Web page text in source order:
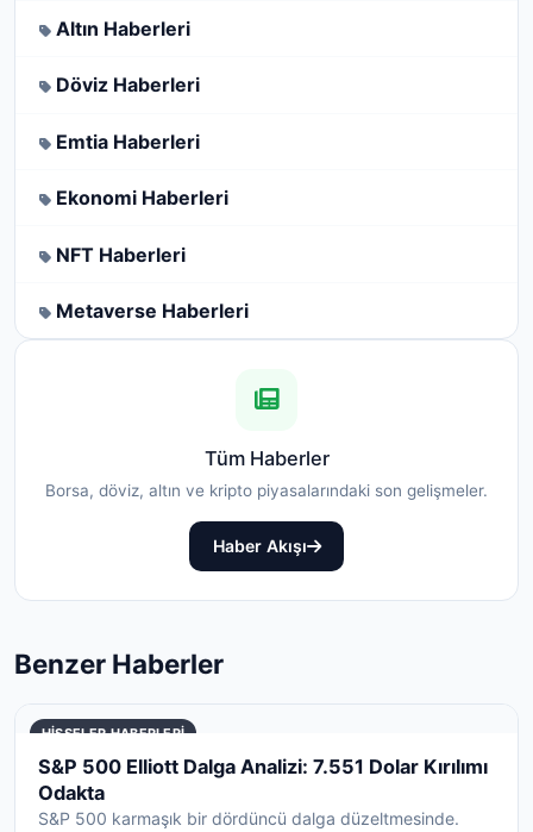
Altın Haberleri
Döviz Haberleri
Emtia Haberleri
Ekonomi Haberleri
NFT Haberleri
Metaverse Haberleri
Tüm Haberler
Borsa, döviz, altın ve kripto piyasalarındaki son gelişmeler.
Haber Akışı
Benzer Haberler
HISSELER HABERLERI
S&P 500 Elliott Dalga Analizi: 7.551 Dolar Kırılımı
Odakta
S&P 500 karmaşık bir dördüncü dalga düzeltmesinde.